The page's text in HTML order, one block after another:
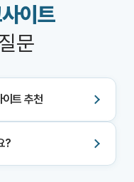
이트
문
이트 추천
?